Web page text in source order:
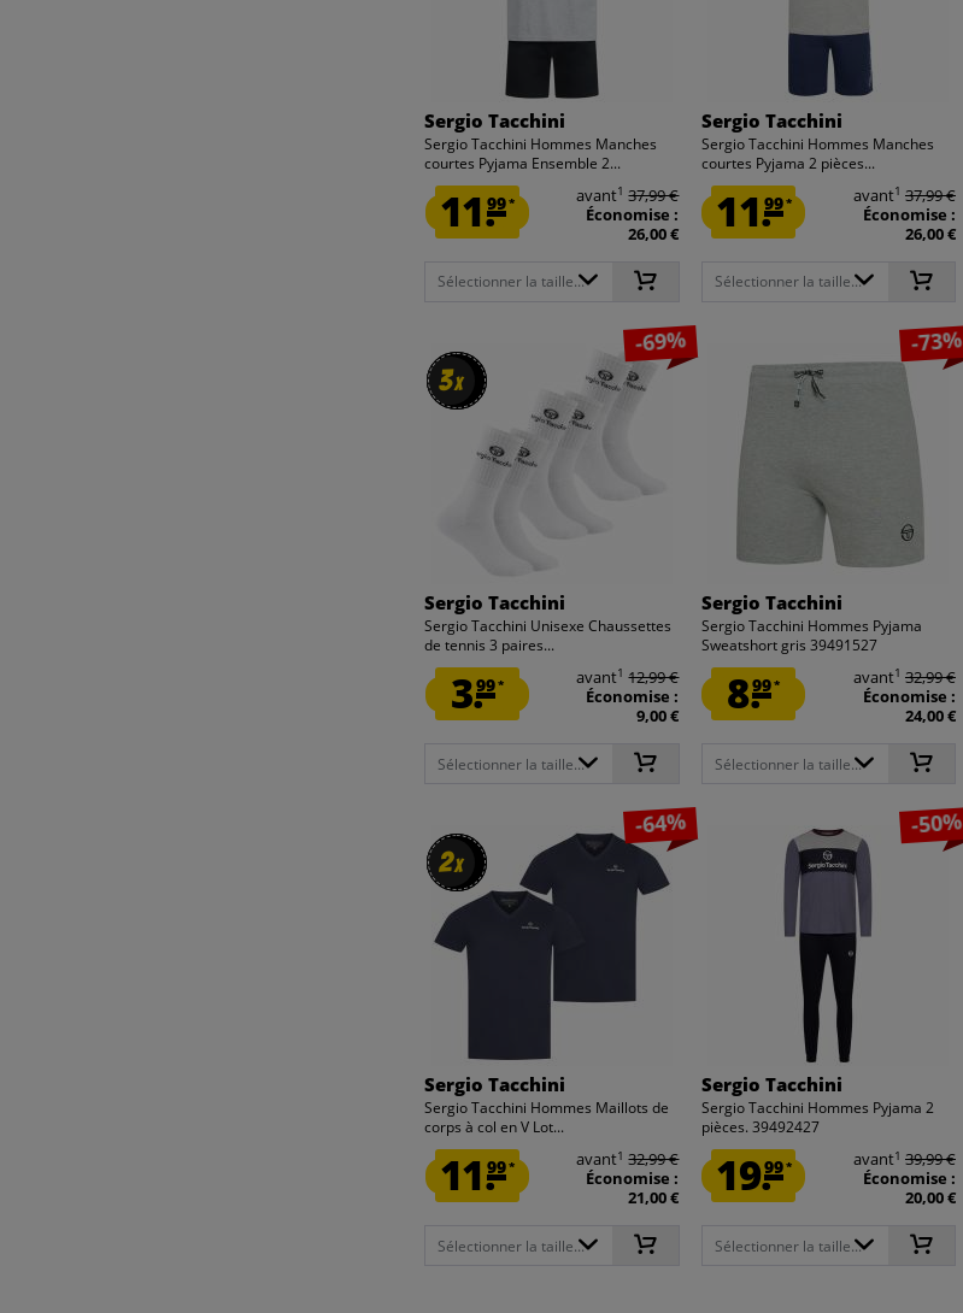
Sergio Tacchini
Sergio Tacchini Hommes Manches
courtes Pyjama Ensemble 2...
11.99* avant1 37,99 €
Économise :
26,00 €
Sélectionner la taille...
Sergio Tacchini
Sergio Tacchini Hommes Manches
courtes Pyjama 2 pièces...
11.99* avant1 37,99 €
Économise :
26,00 €
Sélectionner la taille...
3x
3x
-69%
Sergio Tacchini
Sergio Tacchini Unisexe Chaussettes
de tennis 3 paires...
3.99* avant1 12,99 €
Économise :
9,00 €
Sélectionner la taille...
-73%
Sergio Tacchini
Sergio Tacchini Hommes Pyjama
Sweatshort gris 39491527
8.99* avant1 32,99 €
Économise :
24,00 €
Sélectionner la taille...
2x
2x
-64%
Sergio Tacchini
Sergio Tacchini Hommes Maillots de
corps à col en V Lot...
11.99* avant1 32,99 €
Économise :
21,00 €
Sélectionner la taille...
-50%
Sergio Tacchini
Sergio Tacchini Hommes Pyjama 2
pièces. 39492427
19.99* avant1 39,99 €
Économise :
20,00 €
Sélectionner la taille...